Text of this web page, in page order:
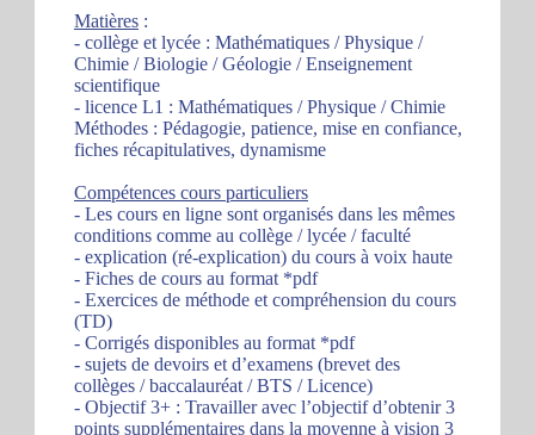
Matières :
- collège et lycée : Mathématiques / Physique /
Chimie / Biologie / Géologie / Enseignement
scientifique
- licence L1 : Mathématiques / Physique / Chimie
Méthodes : Pédagogie, patience, mise en confiance,
fiches récapitulatives, dynamisme
Compétences cours particuliers
- Les cours en ligne sont organisés dans les mêmes
conditions comme au collège / lycée / faculté
- explication (ré-explication) du cours à voix haute
- Fiches de cours au format *pdf
- Exercices de méthode et compréhension du cours
(TD)
- Corrigés disponibles au format *pdf
- sujets de devoirs et d’examens (brevet des
collèges / baccalauréat / BTS / Licence)
- Objectif 3+ : Travailler avec l’objectif d’obtenir 3
points supplémentaires dans la moyenne à vision 3